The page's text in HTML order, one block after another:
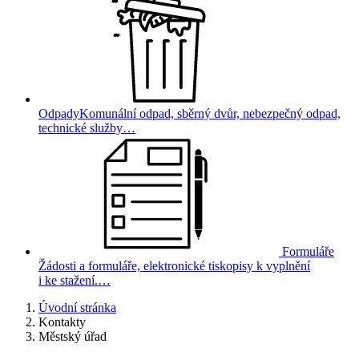
OdpadyKomunální odpad, sběrný dvůr, nebezpečný odpad,
technické služby…
Formuláře
Žádosti a formuláře, elektronické tiskopisy k vyplnění
i ke stažení.…
Úvodní stránka
Kontakty
Městský úřad